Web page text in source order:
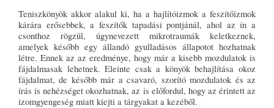
Teniszkönyök akkor alakul ki, ha a hajlítóizmok a feszítőizmok
kárára erősebbek, a feszítők tapadási pontjánál, ahol az ín a
csonthoz rögzül, úgynevezett mikrotraumák keletkeznek,
amelyek később egy állandó gyulladásos állapotot hozhatnak
létre. Ennek az az eredménye, hogy már a kisebb mozdulatok is
fájdalmasak lehetnek. Eleinte csak a könyök behajlítása okoz
fájdalmat, de később már a csavaró, szorító mozdulatok és az
írás is nehézséget okozhatnak, az is előfordul, hogy az érintett az
izomgyengeség miatt kiejti a tárgyakat a kezéből.